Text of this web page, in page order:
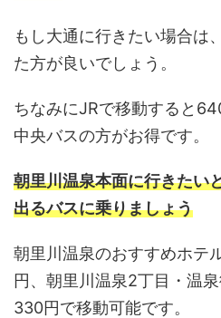
もし大通に行きたい場合は
た方が良いでしょう。
ちなみにJRで移動すると
中央バスの方がお得です。
朝里川温泉本面に行きたい
出るバスに乗りましょう
朝里川温泉のおすすめホテ
円、朝里川温泉2丁目・温
330円で移動可能です。